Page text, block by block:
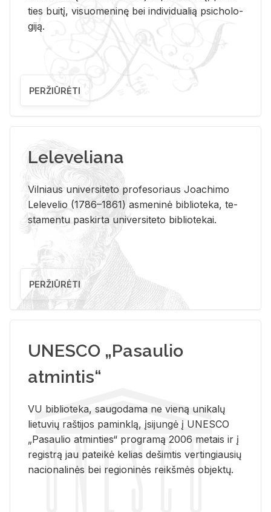
ties bui­tį, vi­suo­me­ni­nę bei in­di­vi­dua­lią psi­cho­lo­
gi­ją.
PERŽIŪRĖTI
Leleveliana
Vil­niaus uni­ver­si­te­to pro­fe­so­riaus Jo­a­chi­mo
Le­le­ve­lio (1786–1861) as­me­ni­nė bi­b­lio­te­ka, te­
sta­men­tu pa­skir­ta uni­ver­si­te­to bi­b­lio­te­kai.
PERŽIŪRĖTI
UNESCO „Pasaulio
atmintis“
VU biblioteka, saugodama ne vieną unikalų
lietuvių raštijos paminklą, įsijungė į UNESCO
„Pasaulio atminties“ programą 2006 metais ir į
registrą jau pateikė kelias dešimtis vertingiausių
nacionalinės bei regioninės reikšmės objektų.